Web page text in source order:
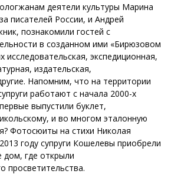
деятели культуры Марина
писателей России, и Андрей
познакомили гостей с
в созданном ими «Бирюзовом
исследовательская, экспедиционная,
издательская,
Напомним, что на территории
работают с начала 2000-х
выпустили буклет,
и во многом эталонную
Фотосюиты на стихи Николая
году супруги Кошелевы приобрели
дом, где открыли
просветительства.